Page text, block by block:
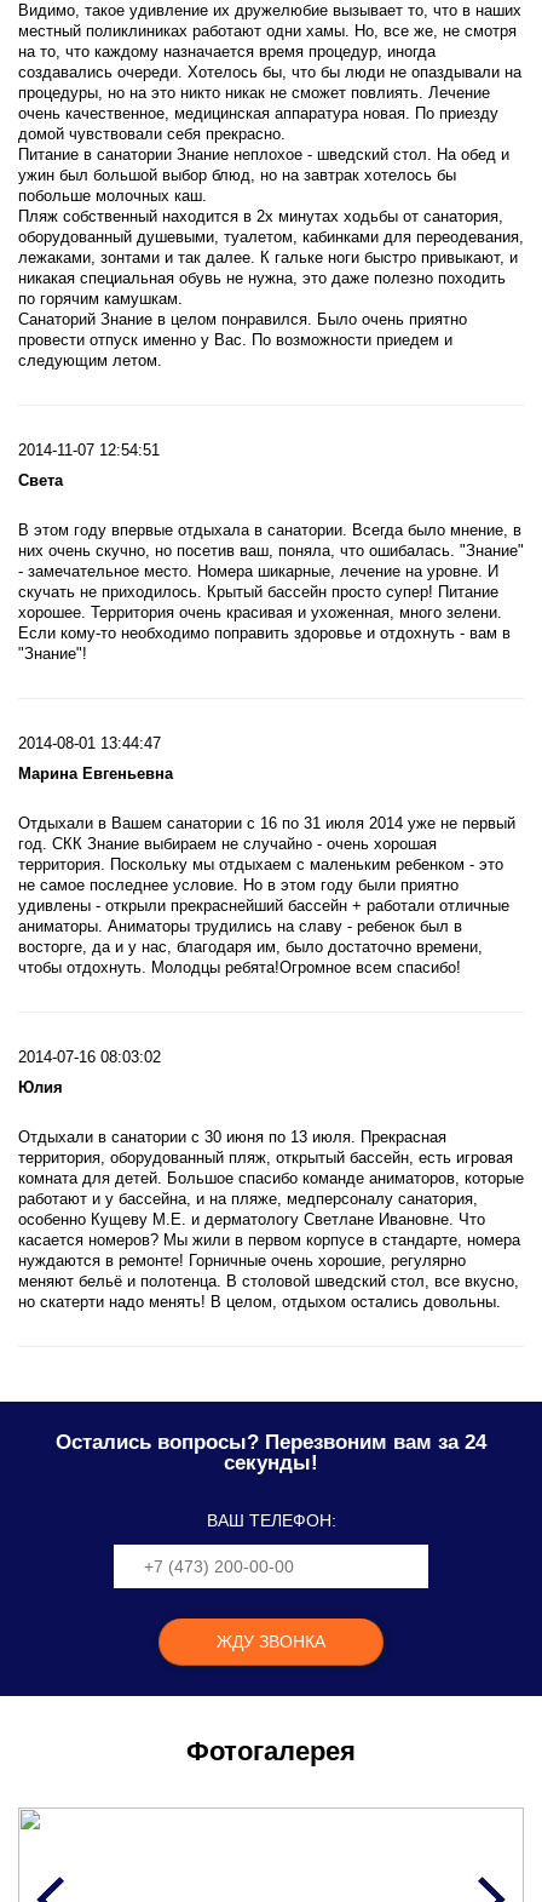
Видимо, такое удивление их дружелюбие вызывает то, что в наших
местный поликлиниках работают одни хамы. Но, все же, не смотря
на то, что каждому назначается время процедур, иногда
создавались очереди. Хотелось бы, что бы люди не опаздывали на
процедуры, но на это никто никак не сможет повлиять. Лечение
очень качественное, медицинская аппаратура новая. По приезду
домой чувствовали себя прекрасно.
Питание в санатории Знание неплохое - шведский стол. На обед и
ужин был большой выбор блюд, но на завтрак хотелось бы
побольше молочных каш.
Пляж собственный находится в 2х минутах ходьбы от санатория,
оборудованный душевыми, туалетом, кабинками для переодевания,
лежаками, зонтами и так далее. К гальке ноги быстро привыкают, и
никакая специальная обувь не нужна, это даже полезно походить
по горячим камушкам.
Санаторий Знание в целом понравился. Было очень приятно
провести отпуск именно у Вас. По возможности приедем и
следующим летом.
2014-11-07 12:54:51
Света
В этом году впервые отдыхала в санатории. Всегда было мнение, в
них очень скучно, но посетив ваш, поняла, что ошибалась. "Знание"
- замечательное место. Номера шикарные, лечение на уровне. И
скучать не приходилось. Крытый бассейн просто супер! Питание
хорошее. Территория очень красивая и ухоженная, много зелени.
Если кому-то необходимо поправить здоровье и отдохнуть - вам в
"Знание"!
2014-08-01 13:44:47
Марина Евгеньевна
Отдыхали в Вашем санатории с 16 по 31 июля 2014 уже не первый
год. СКК Знание выбираем не случайно - очень хорошая
территория. Поскольку мы отдыхаем с маленьким ребенком - это
не самое последнее условие. Но в этом году были приятно
удивлены - открыли прекраснейший бассейн + работали отличные
аниматоры. Аниматоры трудились на славу - ребенок был в
восторге, да и у нас, благодаря им, было достаточно времени,
чтобы отдохнуть. Молодцы ребята!Огромное всем спасибо!
2014-07-16 08:03:02
Юлия
Отдыхали в санатории с 30 июня по 13 июля. Прекрасная
территория, оборудованный пляж, открытый бассейн, есть игровая
комната для детей. Большое спасибо команде аниматоров, которые
работают и у бассейна, и на пляже, медперсоналу санатория,
особенно Кущеву М.Е. и дерматологу Светлане Ивановне. Что
касается номеров? Мы жили в первом корпусе в стандарте, номера
нуждаются в ремонте! Горничные очень хорошие, регулярно
меняют бельё и полотенца. В столовой шведский стол, все вкусно,
но скатерти надо менять! В целом, отдыхом остались довольны.
Остались вопросы? Перезвоним вам за 24
секунды!
ВАШ ТЕЛЕФОН:
Фотогалерея